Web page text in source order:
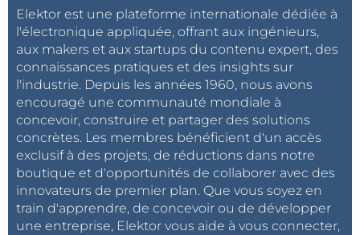
Elektor est une plateforme internationale dédiée à
l'électronique appliquée, offrant aux ingénieurs,
aux makers et aux startups du contenu expert, des
connaissances pratiques et des insights sur
l'industrie. Depuis les années 1960, nous avons
encouragé une communauté mondiale à
concevoir, construire et partager des solutions
concrètes. Les membres bénéficient d'un accès
exclusif à des projets, de réductions dans notre
boutique et d'opportunités de collaborer avec des
innovateurs de premier plan. Que vous soyez en
train d'apprendre, de concevoir ou de développer
une entreprise, Elektor vous aide à vous connecter,